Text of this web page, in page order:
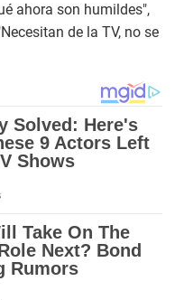
ahora son humildes",
de la TV, no se